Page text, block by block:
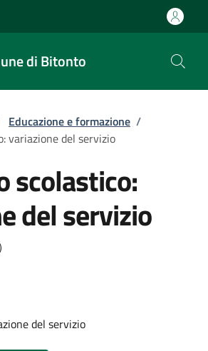
di Bitonto
Educazione e formazione /
variazione del servizio
scolastico:
del servizio
del servizio